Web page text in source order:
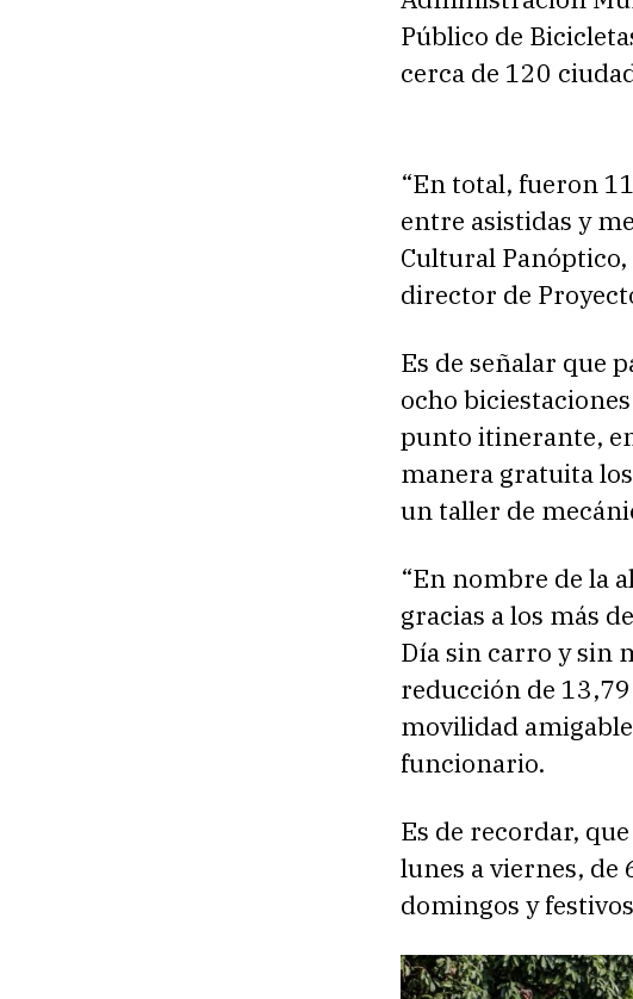
Público de
cerca de 120
“En total, fueron
entre asistidas y
Cultural Panóptico,
director de
Es de señalar que
ocho
punto itinerante,
manera gratuita
un taller de
“En nombre de la
gracias a los más
Día sin carro y sin
reducción de
movilidad
funcionario.
Es de recordar,
lunes a viernes, de
domingos y